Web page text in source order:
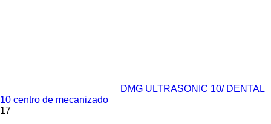
DMG ULTRASONIC 10/ DENTAL
10 centro de mecanizado
17